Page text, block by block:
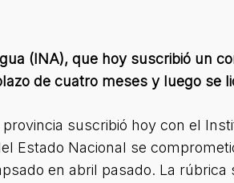
(INA), que hoy suscribió un
de cuatro meses y luego se
suscribió hoy con el
Estado Nacional se
en abril pasado. La rúbrica